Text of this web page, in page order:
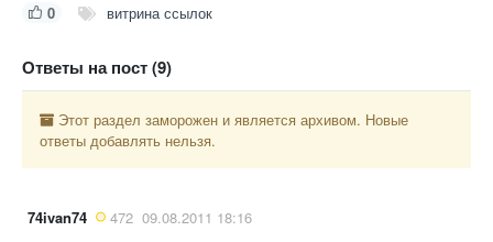
0 витрина ссылок
Ответы на пост (9)
Этот раздел заморожен и является архивом. Новые
ответы добавлять нельзя.
74ivan74 472 09.08.2011 18:16